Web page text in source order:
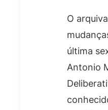
O
última
Antonio